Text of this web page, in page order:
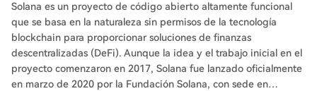
Solana es un proyecto de código abierto altamente funcional
que se basa en la naturaleza sin permisos de la tecnología
blockchain para proporcionar soluciones de finanzas
descentralizadas (DeFi). Aunque la idea y el trabajo inicial en el
proyecto comenzaron en 2017, Solana fue lanzado oficialmente
en marzo de 2020 por la Fundación Solana, con sede en